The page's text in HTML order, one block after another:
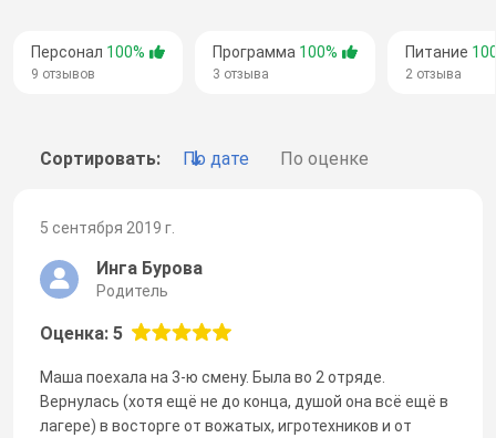
Персонал 100%
9 отзывов
Программа 100%
3 отзыва
Питание
2 отзыва
Сортировать: По дате По оценке
5 сентября 2019 г.
Инга Бурова
Родитель
Оценка: 5
Маша поехала на 3-ю смену. Была во 2 отряде.
Вернулась (хотя ещё не до конца, душой она всё ещё в
лагере) в восторге от вожатых, игротехников и от